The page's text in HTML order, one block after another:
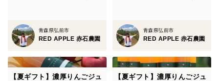
青森県弘前市
RED APPLE 赤石農園
青森県弘前市
RED APPLE 赤石農園
【夏ギフト】濃厚りんごジュ
【夏ギフト】濃厚りんごジュ